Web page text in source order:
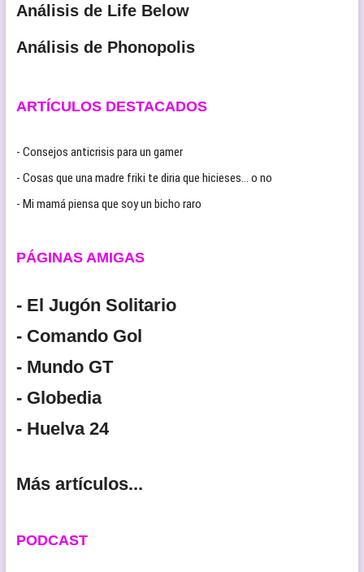
Análisis de Life Below
Análisis de Phonopolis
ARTÍCULOS DESTACADOS
- Consejos anticrisis para un gamer
- Cosas que una madre friki te diria que hicieses… o no
- Mi mamá piensa que soy un bicho raro
PÁGINAS AMIGAS
- El Jugón Solitario
- Comando Gol
- Mundo GT
- Globedia
- Huelva 24
Más artículos...
PODCAST